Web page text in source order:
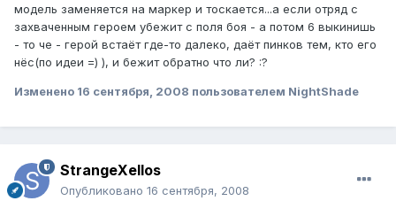
модель заменяется на маркер и тоскается...а если отряд с
захваченным героем убежит с поля боя - а потом 6 выкинишь
- то че - герой встаёт где-то далеко, даёт пинков тем, кто его
нёс(по идеи =) ), и бежит обратно что ли? :?
Изменено 16 сентября, 2008 пользователем NightShade
StrangeXellos
Опубликовано 16 сентября, 2008